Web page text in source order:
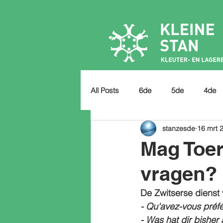
All Posts 6de 5de 4de
Mag
vragen?
stanzesde 16 mrt
De Zwitserse
- Qu'avez-vous
- Was hat dir bisher